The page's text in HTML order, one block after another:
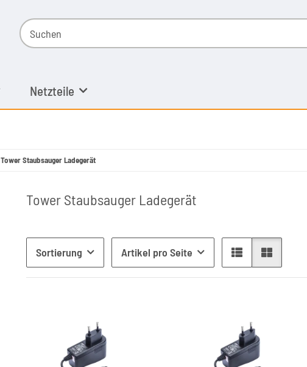
Netzteile
Tower Staubsauger Ladegerät
Tower Staubsauger Ladegerät
Sortierung Artikel pro Seite